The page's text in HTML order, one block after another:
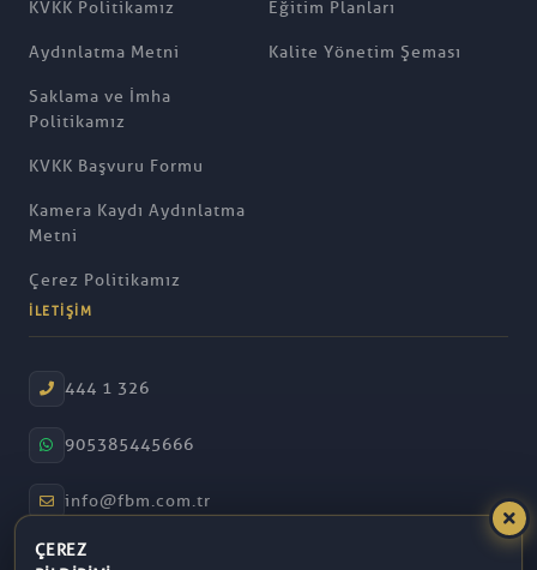
KVKK Politikamız
Aydınlatma Metni
Saklama ve İmha
Politikamız
KVKK Başvuru Formu
Kamera Kaydı Aydınlatma
Metni
Çerez Politikamız
Eğitim Planları
Kalite Yönetim Şeması
İLETIŞIM
444 1 326
905385445666
info@fbm.com.tr
08:30 – 17:30
ÇEREZ